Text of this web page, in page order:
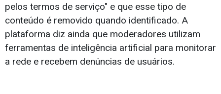
pelos termos de serviço" e que esse tipo de
conteúdo é removido quando identificado. A
plataforma diz ainda que moderadores utilizam
ferramentas de inteligência artificial para monitorar
a rede e recebem denúncias de usuários.